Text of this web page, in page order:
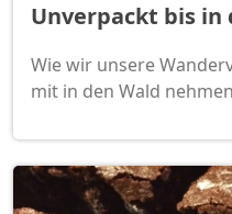
Unverpackt bis in
Wie wir unsere
mit in den Wald